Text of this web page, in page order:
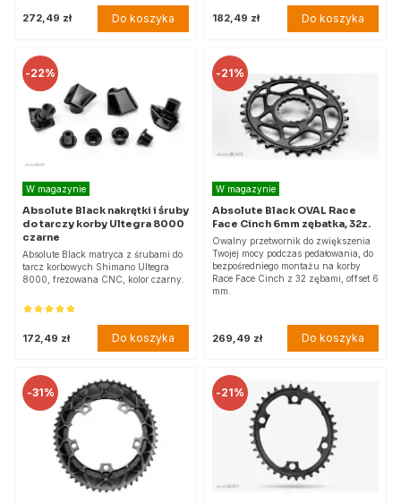
272,49 zł Do koszyka 182,49 zł Do koszyka
-22%
W magazynie
Absolute Black nakrętki i śruby
do tarczy korby Ultegra 8000
czarne
Absolute Black matryca z śrubami do
tarcz korbowych Shimano Ultegra
8000, frezowana CNC, kolor czarny.
172,49 zł Do koszyka
-21%
W magazynie
Absolute Black OVAL Race
Face Cinch 6mm zębatka, 32z.
Owalny przetwornik do zwiększenia
Twojej mocy podczas pedałowania, do
bezpośredniego montażu na korby
Race Face Cinch z 32 zębami, offset 6
mm.
269,49 zł Do koszyka
-31% -21%